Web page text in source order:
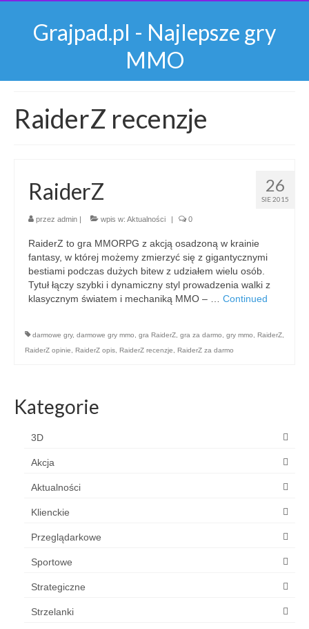
Grajpad.pl - Najlepsze gry
MMO
RaiderZ recenzje
26
SIE 2015
RaiderZ
przez admin | wpis w: Aktualności | 0
RaiderZ to gra MMORPG z akcją osadzoną w krainie
fantasy, w której możemy zmierzyć się z gigantycznymi
bestiami podczas dużych bitew z udziałem wielu osób.
Tytuł łączy szybki i dynamiczny styl prowadzenia walki z
klasycznym światem i mechaniką MMO – … Continued
darmowe gry, darmowe gry mmo gra RaiderZ gra za darmo gry mmo RaiderZ
RaiderZ opinie
RaiderZ opis RaiderZ recenzje RaiderZ za darmo
Kategorie
3D
Akcja
Aktualności
Klienckie
Przeglądarkowe
Sportowe
Strategiczne
Strzelanki